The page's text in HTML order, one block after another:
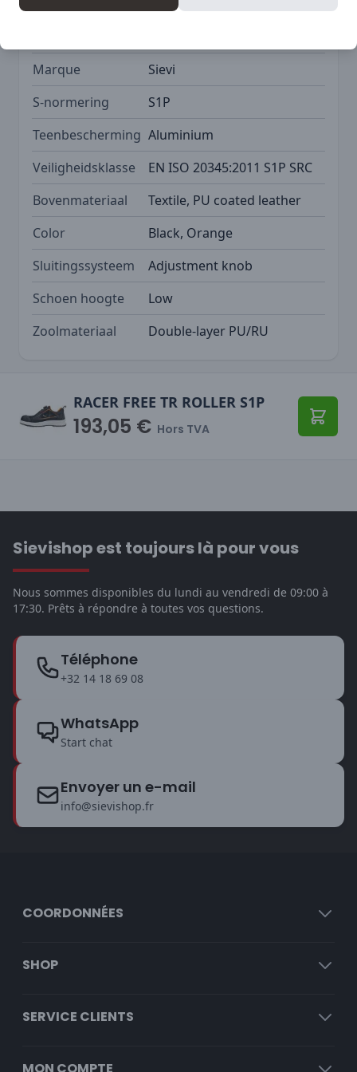
Marque
Sievi
S-normering
S1P
Teenbescherming Aluminium
Veiligheidsklasse
EN ISO 20345:2011 S1P SRC
Bovenmateriaal
Textile, PU coated leather
Color
Black, Orange
Sluitingssysteem
Adjustment knob
Schoen hoogte
Low
Zoolmateriaal
Double-layer PU/RU
RACER FREE TR ROLLER S1P
193,05 € Hors TVA
Sievishop est toujours là pour vous
Nous sommes disponibles du lundi au vendredi de 09:00 à
17:30. Prêts à répondre à toutes vos questions.
Téléphone
+32 14 18 69 08
WhatsApp
Start chat
Envoyer un e-mail
info@sievishop.fr
COORDONNÉES
SHOP
SERVICE CLIENTS
MON COMPTE